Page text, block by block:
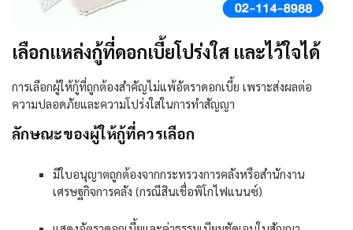
เลือกแหล่งกู้ที่ดอกเบี้ยโปร่งใส และไว้ใจได้
การเลือกผู้ให้กู้ที่ถูกต้องสำคัญไม่แพ้อัตราดอกเบี้ย เพราะส่งผลต่อ
ความปลอดภัยและความโปร่งใสในการทำสัญญา
ลักษณะของผู้ให้กู้ที่ควรเลือก
มีใบอนุญาตถูกต้องจากกระทรวงการคลังหรือสำนักงาน
เศรษฐกิจการคลัง (กรณีสินเชื่อพิโกไฟแนนซ์)